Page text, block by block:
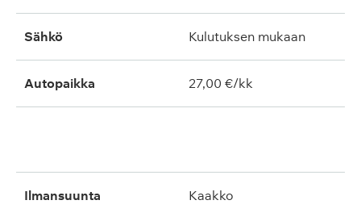
Sähkö Kulutuksen mukaan
Autopaikka 27,00 €/kk
ilmansuunta kaakko